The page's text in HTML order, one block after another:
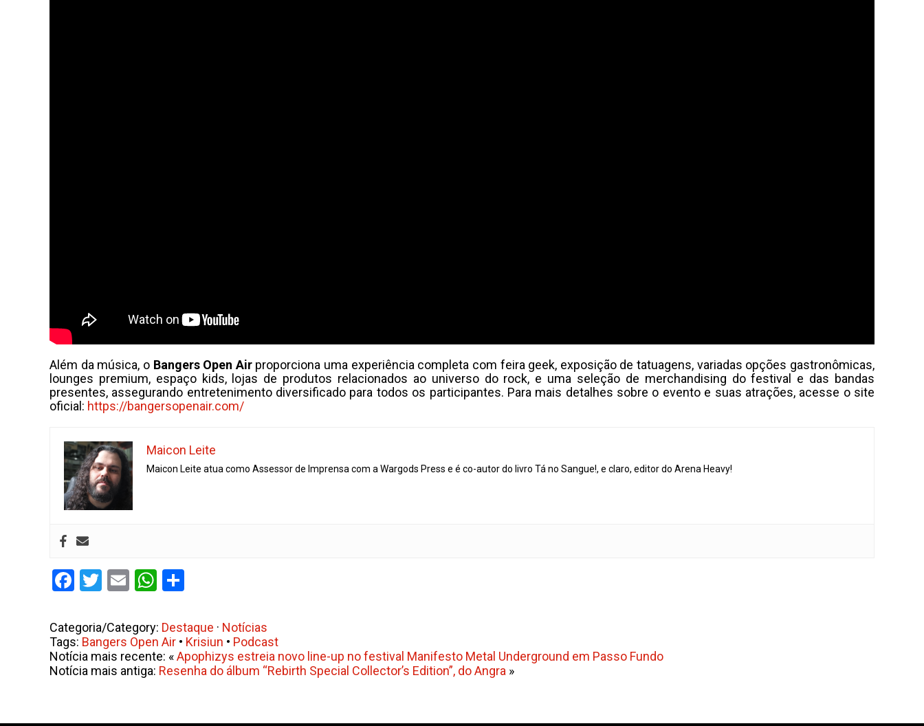
Além da música, o Bangers Open Airproporciona uma experiência completa com feira geek, exposição de tatuagens, variadas opções gastronômicas,
lounges premium, espaço kids, lojas de produtos relacionados ao universo do rock, e uma seleção de merchandising do festival e das bandas
presentes, assegurando entretenimento diversificado para todos os participantes. Para mais detalhes sobre o evento e suas atrações, acesse o site
oficial: https://bangersopenair.com/
Maicon Leite
Maicon Leite atua como Assessor de Imprensa com a Wargods Press e é co-autor do livro Tá no Sangue!, e claro, editor do Arena Heavy!
Facebook
Twitter
EmailWhatsApp
Categoria/Category: Destaque · Notícias
Tags: Bangers Open Air • Krisiun • Podcast
Notícia mais recente: «Apophizys estreia novo line-up no festival Manifesto Metal Underground em Passo Fundo
Notícia mais antiga: Resenha do álbum “Rebirth Special Collector’s Edition”, do Angra »